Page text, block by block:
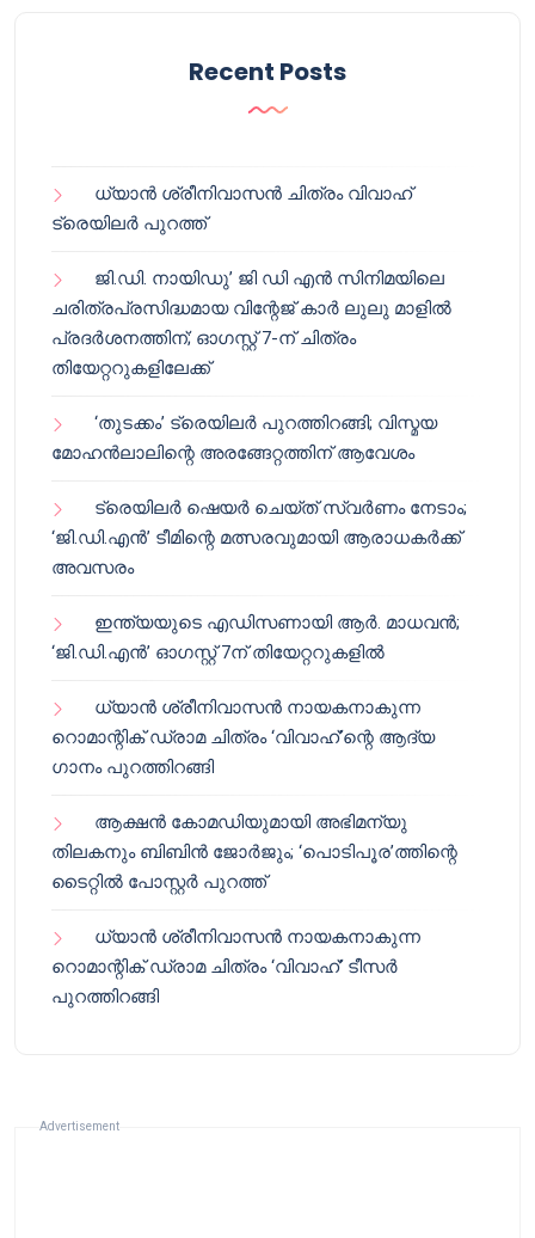
Recent Posts
ധ്യാൻ ശ്രീനിവാസൻ ചിത്രം വിവാഹ്
ട്രെയിലർ പുറത്ത്
ജി.ഡി. നായിഡു’ ജി ഡി എൻ സിനിമയിലെ
ചരിത്രപ്രസിദ്ധമായ വിന്റേജ് കാർ ലുലു മാളിൽ
പ്രദർശനത്തിന്; ഓഗസ്റ്റ് 7-ന് ചിത്രം
തിയേറ്ററുകളിലേക്ക്
‘തുടക്കം’ ട്രെയിലർ പുറത്തിറങ്ങി; വിസ്മയ
മോഹൻലാലിന്റെ അരങ്ങേറ്റത്തിന് ആവേശം
ട്രെയിലർ ഷെയർ ചെയ്‌ത് സ്വർണം നേടാം;
‘ജി.ഡി.എൻ’ ടീമിന്റെ മത്സരവുമായി ആരാധകർക്ക്
അവസരം
ഇന്ത്യയുടെ എഡിസണായി ആർ. മാധവൻ;
‘ജി.ഡി.എൻ’ ഓഗസ്റ്റ് 7ന് തിയേറ്ററുകളിൽ
ധ്യാൻ ശ്രീനിവാസൻ നായകനാകുന്ന
റൊമാന്റിക് ഡ്രാമ ചിത്രം ‘വിവാഹ്’ന്റെ ആദ്യ
ഗാനം പുറത്തിറങ്ങി
ആക്ഷൻ കോമഡിയുമായി അഭിമന്യു
തിലകനും ബിബിൻ ജോർജും; ‘പൊടിപൂര’ത്തിന്റെ
ടൈറ്റിൽ പോസ്റ്റർ പുറത്ത്
ധ്യാൻ ശ്രീനിവാസൻ നായകനാകുന്ന
റൊമാന്റിക് ഡ്രാമ ചിത്രം ‘വിവാഹ്’ ടീസർ
പുറത്തിറങ്ങി
Advertisement